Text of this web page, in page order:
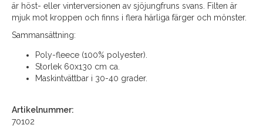
är höst- eller vinterversionen av sjöjungfruns svans. Filten är
mjuk mot kroppen och finns i flera härliga färger och mönster.
Sammansättning:
Poly-fleece (100% polyester).
Storlek 60x130 cm ca.
Maskintvättbar i 30-40 grader.
Artikelnummer:
70102